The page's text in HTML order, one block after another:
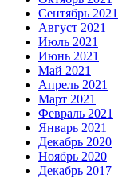
Сентябрь 2021
Август 2021
Июль 2021
Июнь 2021
Май 2021
Апрель 2021
Март 2021
Февраль 2021
Январь 2021
Декабрь 2020
Ноябрь 2020
Декабрь 2017